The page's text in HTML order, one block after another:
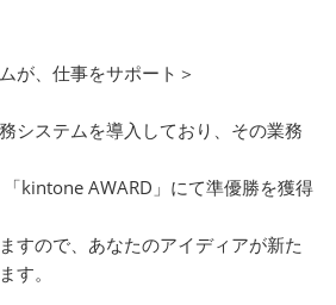
が、仕事をサポート＞
システムを導入しており、その業務
kintone AWARD」にて準優勝を獲得
すので、あなたのアイディアが新た
す。